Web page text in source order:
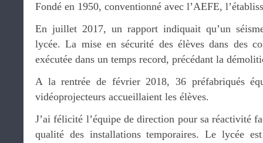
Fondé en 1950, conventionné avec l’AEFE,
En juillet 2017, un rapport indiquait qu’un
lycée. La mise en sécurité des élèves dans des
exécutée dans un temps record, précédant la
A la rentrée de février 2018, 36 préfabriqués
vidéoprojecteurs accueillaient les élèves.
J’ai félicité l’équipe de direction pour sa réactivité
qualité des installations temporaires. Le lycée